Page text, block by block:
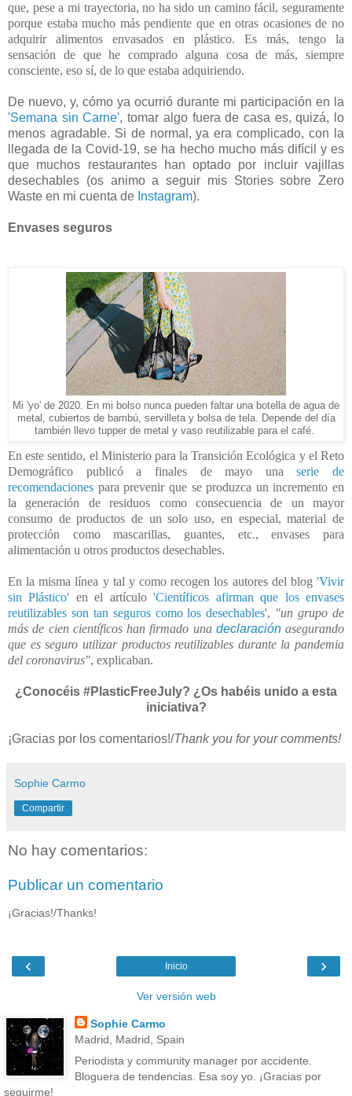
que, pese a mi trayectoria, no ha sido un camino fácil, seguramente
porque estaba mucho más pendiente que en otras ocasiones de no
adquirir alimentos envasados en plástico. Es más, tengo la
sensación de que he comprado alguna cosa de más, siempre
consciente, eso sí, de lo que estaba adquiriendo.
De nuevo, y, cómo ya ocurrió durante mi participación en la
'Semana sin Carne', tomar algo fuera de casa es, quizá, lo
menos agradable. Si de normal, ya era complicado, con la
llegada de la Covid-19, se ha hecho mucho más difícil y es
que muchos restaurantes han optado por incluir vajillas
desechables (os animo a seguir mis Stories sobre Zero
Waste en mi cuenta de Instagram).
Envases seguros
Mi 'yo' de 2020. En mi bolso nunca pueden faltar una botella de agua de
metal, cubiertos de bambú, servilleta y bolsa de tela. Depende del día
también llevo tupper de metal y vaso reutilizable para el café.
En este sentido, el Ministerio para la Transición Ecológica y el Reto
Demográfico publicó a finales de mayo unaserie de
recomendaciones para prevenir que se produzca un incremento en
la generación de residuos como consecuencia de un mayor
consumo de productos de un solo uso, en especial, material de
protección como mascarillas, guantes, etc., envases para
alimentación u otros productos desechables.
En la misma línea y tal y como recogen los autores del blog 'Vivir
sin Plástico' en el artículo'Científicos afirman que los envases
reutilizables son tan seguros como los desechables', "un grupo de
más de cien científicos han firmado una declaraciónasegurando
que es seguro utilizar productos reutilizables durante la pandemia
del coronavirus", explicaban.
¿Conocéis #PlasticFreeJuly? ¿Os habéis unido a esta
iniciativa?
¡Gracias por los comentarios!/Thank you for your comments!
Sophie Carmo
Compartir
No hay comentarios:
Publicar un comentario
¡Gracias!/Thanks!
‹ ›
Inicio
Ver versión web
Sophie Carmo
Madrid, Madrid, Spain
Periodista y community manager por accidente.
Bloguera de tendencias. Esa soy yo. ¡Gracias por
seguirme!